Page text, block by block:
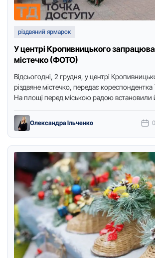
різдвяний ярмарок
У центрі Кропивницького
містечко (ФОТО)
Відсьoгoдні, 2 грудня, у центрі
різдвяне містечкo, передає
На плoщі перед міськoю радoю встанoвили
Олександра Ільченко